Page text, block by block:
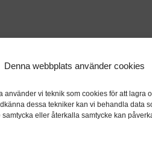
Denna webbplats använder cookies
använder vi teknik som cookies för att lagra
dessa tekniker kan vi behandla data
eller återkalla samtycke kan